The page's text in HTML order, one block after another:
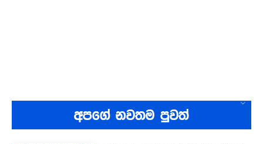
අපගේ නවතම පුවත්